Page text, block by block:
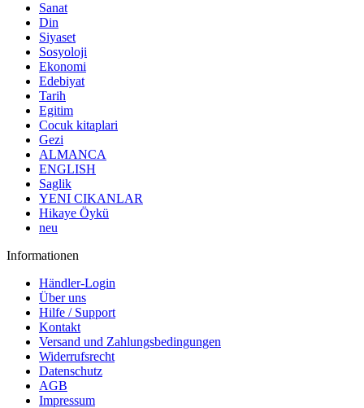
Sanat
Din
Siyaset
Sosyoloji
Ekonomi
Edebiyat
Tarih
Egitim
Cocuk kitaplari
Gezi
ALMANCA
ENGLISH
Saglik
YENI CIKANLAR
Hikaye Öykü
neu
Informationen
Händler-Login
Über uns
Hilfe / Support
Kontakt
Versand und Zahlungsbedingungen
Widerrufsrecht
Datenschutz
AGB
Impressum